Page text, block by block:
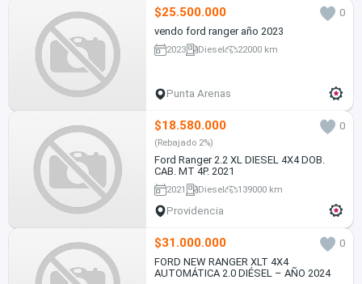
$25.500.000
0
vendo ford ranger año 2023
2023 Diesel 22000 km
Punta Arenas
$18.580.000 0
(Rebajado 2%)
Ford Ranger 2.2 XL DIESEL 4X4 DOB.
CAB. MT 4P. 2021
2021 Diesel 139000 km
Providencia
$31.000.000
0
FORD NEW RANGER XLT 4X4
AUTOMÁTICA 2.0 DIÉSEL – AÑO 2024